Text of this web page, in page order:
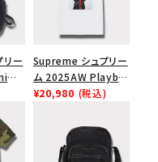
ー
バ
Supreme シュプリー
ム 2025AW Playboi
Carti Tee プレイボ
¥20,980 (税込)